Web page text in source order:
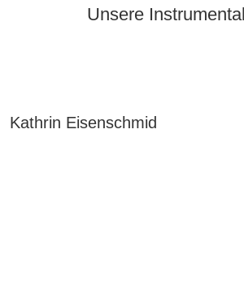
Unsere
Kathrin Eisenschmid